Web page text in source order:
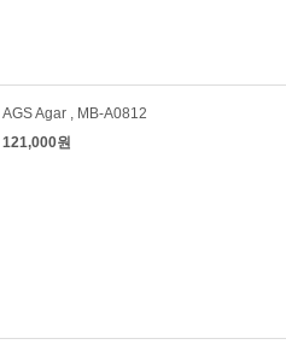
AGS Agar , MB-A0812
121,000원